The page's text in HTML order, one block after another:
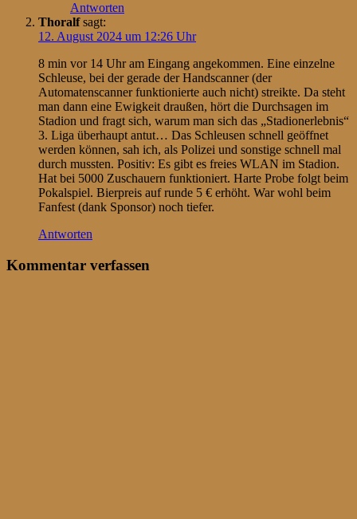
Antworten
Thoralf sagt:
12. August 2024 um 12:26 Uhr
8 min vor 14 Uhr am Eingang angekommen. Eine einzelne
Schleuse, bei der gerade der Handscanner (der
Automatenscanner funktionierte auch nicht) streikte. Da steht
man dann eine Ewigkeit draußen, hört die Durchsagen im
Stadion und fragt sich, warum man sich das „Stadionerlebnis“
3. Liga überhaupt antut… Das Schleusen schnell geöffnet
werden können, sah ich, als Polizei und sonstige schnell mal
durch mussten. Positiv: Es gibt es freies WLAN im Stadion.
Hat bei 5000 Zuschauern funktioniert. Harte Probe folgt beim
Pokalspiel. Bierpreis auf runde 5 € erhöht. War wohl beim
Fanfest (dank Sponsor) noch tiefer.
Antworten
Kommentar verfassen